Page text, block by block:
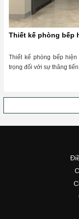
Thiết kế phòng bếp
Thiết kế phòng bếp
trọng đối với sự thăng